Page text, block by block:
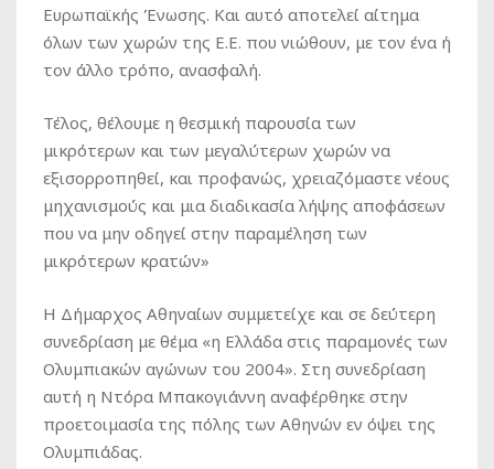
Ευρωπαϊκής Ένωσης. Και αυτό αποτελεί αίτημα
όλων των χωρών της Ε.Ε. που νιώθουν, με τον ένα ή
τον άλλο τρόπο, ανασφαλή.
Τέλος, θέλουμε η θεσμική παρουσία των
μικρότερων και των μεγαλύτερων χωρών να
εξισορροπηθεί, και προφανώς, χρειαζόμαστε νέους
μηχανισμούς και μια διαδικασία λήψης αποφάσεων
που να μην οδηγεί στην παραμέληση των
μικρότερων κρατών»
Η Δήμαρχος Αθηναίων συμμετείχε και σε δεύτερη
συνεδρίαση με θέμα «η Ελλάδα στις παραμονές των
Ολυμπιακών αγώνων του 2004». Στη συνεδρίαση
αυτή η Ντόρα Μπακογιάννη αναφέρθηκε στην
προετοιμασία της πόλης των Αθηνών εν όψει της
Ολυμπιάδας.